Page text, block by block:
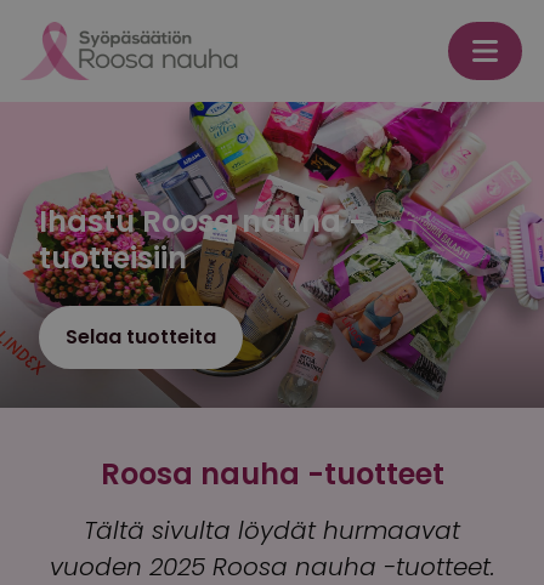
Ihastu Roosa nauha -
tuotteisiin
Selaa tuotteita
Roosa nauha -tuotteet
Tältä sivulta löydät hurmaavat
vuoden 2025 Roosa nauha -tuotteet.